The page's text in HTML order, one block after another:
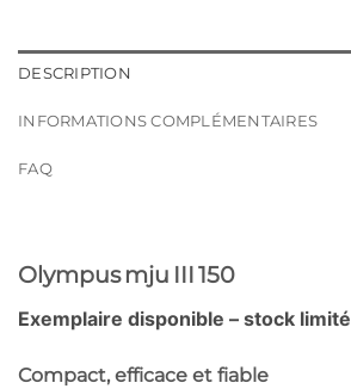
DESCRIPTION
INFORMATIONS COMPLÉMENTAIRES
FAQ
Olympus mju III 150
Exemplaire disponible – stock limité
Compact, efficace et fiable